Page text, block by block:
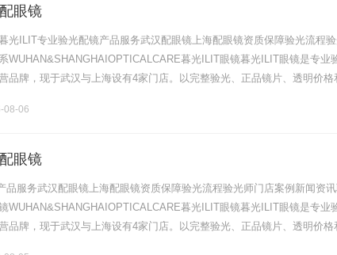
眼镜
光ILIT专业验光配镜产品服务武汉配眼镜上海配眼镜资质保障验光流程
WUHAN&SHANGHAIOPTICALCARE暮光ILIT眼镜暮光ILIT眼镜是专业
品牌，现于武汉与上海设有4家门店。以完整验光、正品镜片、透明价格
08-06
眼镜
品服务武汉配眼镜上海配眼镜资质保障验光流程验光师门店案例新闻资
WUHAN&SHANGHAIOPTICALCARE暮光ILIT眼镜暮光ILIT眼镜是专业
品牌，现于武汉与上海设有4家门店。以完整验光、正品镜片、透明价格